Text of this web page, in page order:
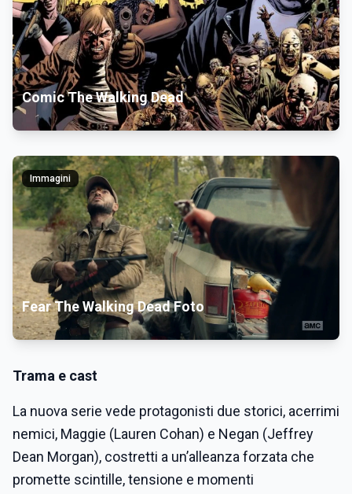
Comic The Walking Dead
Immagini
Fear The Walking Dead Foto
Trama e cast
La nuova serie vede protagonisti due storici, acerrimi
nemici, Maggie (Lauren Cohan) e Negan (Jeffrey
Dean Morgan), costretti a un’alleanza forzata che
promette scintille, tensione e momenti